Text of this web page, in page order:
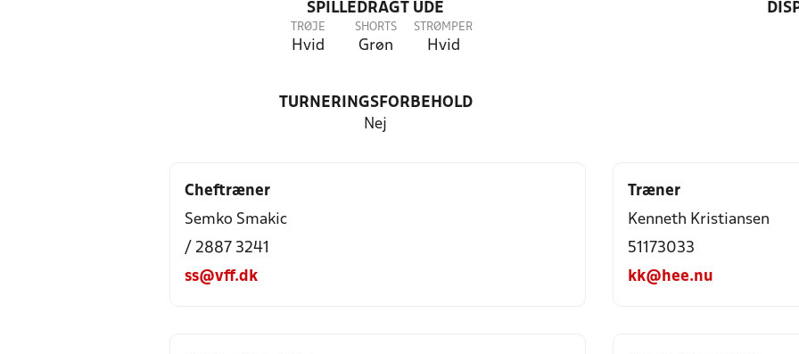
SPILLEDRAGT UDE
TRØJE
Hvid
SHORTS
Grøn
STRØMPER
Hvid
TURNERINGSFORBEHOLD
Nej
Cheftræner
Semko Smakic
/ 2887 3241
ss@vff.dk
Træner
Kenneth Kristiansen
51173033
kk@hee.nu